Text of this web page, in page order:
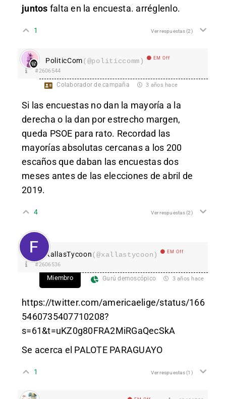
juntos falta en la encuesta. arréglenlo.
1 Ver respuestas(2)
PoliticCom(@politiccomm) EM Off
#2606544
Colaborador de campaña 3 años hace
Si las encuestas no dan la mayoría a la
derecha o la dan por estrecho margen,
queda PSOE para rato. Recordad las
mayorías absolutas cercanas a los 200
escaños que daban las encuestas dos
meses antes de las elecciones de abril de
2019.
4 Ver respuestas(2)
XallasTycoon(@xallastycoon) EM Off
#2606536
Miembro Gurú demoscópico 3 años hace
https://twitter.com/americaelige/status/166
5460735407710208?
s=61&t=uKZ0g80FRA2MiRGaQecSkA
Se acerca el PALOTE PARAGUAYO
1 Ver respuestas(1)